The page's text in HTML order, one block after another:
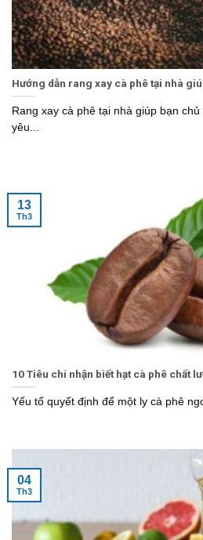
Hướng dẫn rang xay cà phê tại nhà
Rang xay cà phê tại nhà giúp bạn
yêu...
10 Tiêu chí nhận biết hạt cà phê chất
Yếu tố quyết định để một ly cà phê
13
Th3
04
Th3